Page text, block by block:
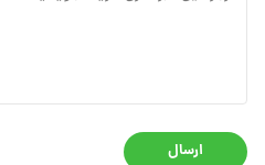
ارسال